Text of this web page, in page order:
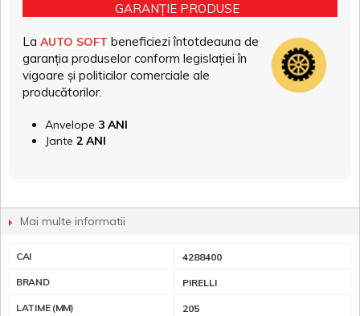
GARANȚIE PRODUSE
La AUTO SOFT beneficiezi întotdeauna de
garanția produselor conform legislației în
vigoare și politicilor comerciale ale
producătorilor.
Anvelope 3 ANI
Jante 2 ANI
Mai multe informatii
CAI 4288400
BRAND PIRELLI
LATIME (MM) 205